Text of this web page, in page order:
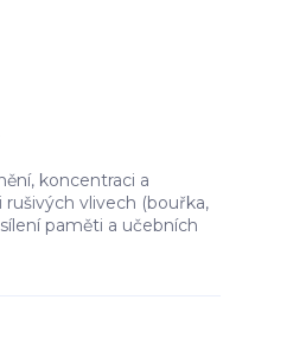
koncentraci a
vlivech (bouřka,
paměti a učebních